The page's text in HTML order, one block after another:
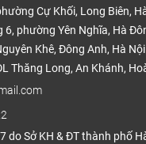
Cự Khối, Long Biên,
6, phường Yên Nghĩa, Hà
Khê, Đông Anh, Hà Nội
Thăng Long, An Khánh,
do Sở KH & ĐT thành phố